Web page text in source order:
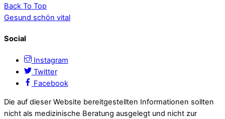
Back To Top
Gesund schön vital
Social
Instagram
Twitter
Facebook
Die auf dieser Website bereitgestellten Informationen sollten
nicht als medizinische Beratung ausgelegt und nicht zur